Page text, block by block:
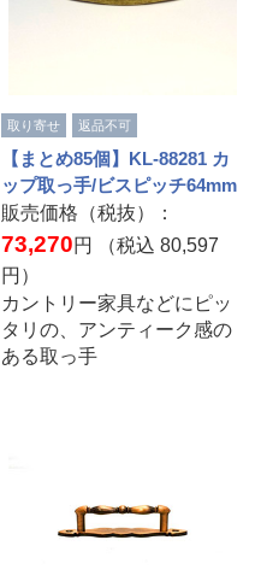
取り寄せ 返品不可
【まとめ85個】KL-88281 カ
ップ取っ手/ビスピッチ64mm
販売価格（税抜）：
73,270円 （税込80,597
円）
カントリー家具などにピッ
タリの、アンティーク感の
ある取っ手